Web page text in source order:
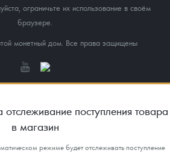
ограничьте их использование в своём
браузере.
монетный дом. Все права защищены
поступления товара
в магазин
режиме будет отслеживать поступление